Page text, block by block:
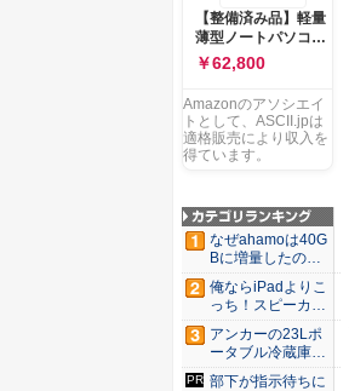
搭載 Windows 11 重
量1.7kg Wi-Fi 6E ク
ワイエットブルー
M1502NAQ-
【整備済み品】軽量
薄型ノートパソコン
dynabook G83 ■
13.3型
FHD(1920x1080) -
高性能第11世代Core
i5-1135G7 - メモリ
16GB - SSD 256GB
USB Type-C - MS
Office 2021 - Win11
搭載
￥62,800
Amazonのアソシエイ
トとして、ASCII.jpは
適格販売により収入を
得ています。
なぜahamoは40G
Bに増量したの
か ...
俺ならiPadよりこ
っち！スピーカー
9個...
アンカーの23Lポ
ータブル冷蔵庫が
Ama...
部下が指示待ちに